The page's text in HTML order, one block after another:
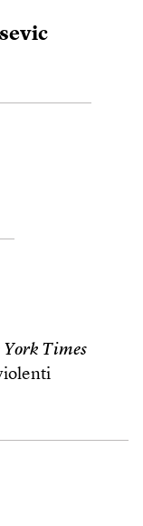
York Times